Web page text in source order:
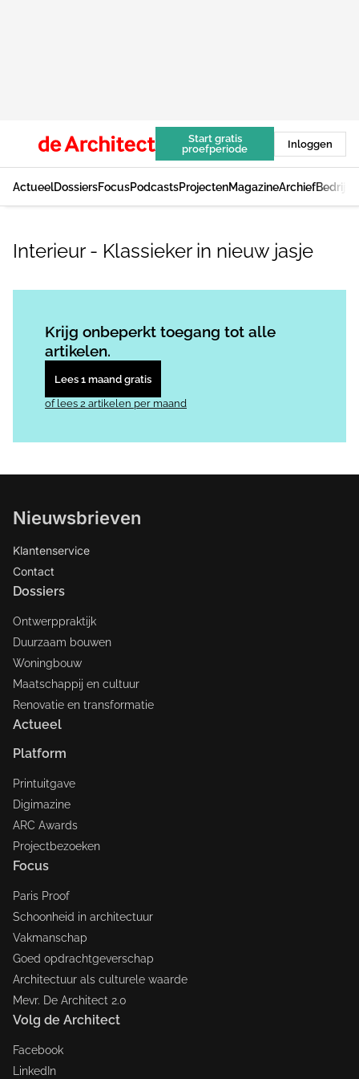
Start gratis
proefperiode
Inloggen
ActueelDossiersFocusPodcastsProjectenMagazineArchief
Interieur - Klassieker in nieuw jasje
Krijg onbeperkt toegang tot alle
artikelen.
Lees 1 maand gratis
of lees 2 artikelen per maand
Nieuwsbrieven
Klantenservice
Contact
Dossiers
Ontwerppraktijk
Duurzaam bouwen
Woningbouw
Maatschappij en cultuur
Renovatie en transformatie
Actueel
Platform
Printuitgave
Digimazine
ARC Awards
Projectbezoeken
Focus
Paris Proof
Schoonheid in architectuur
Vakmanschap
Goed opdrachtgeverschap
Architectuur als culturele waarde
Mevr. De Architect 2.0
Volg de Architect
Facebook
LinkedIn